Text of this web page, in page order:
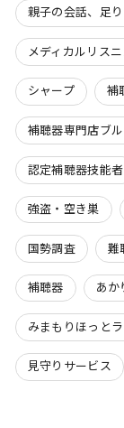
親子の会話、足
メディカルリス
シャープ 補
補聴器専門店ブ
認定補聴器技能者
強盗・空き巣
国勢調査 難
補聴器 あか
みまもりほっと
見守りサービス